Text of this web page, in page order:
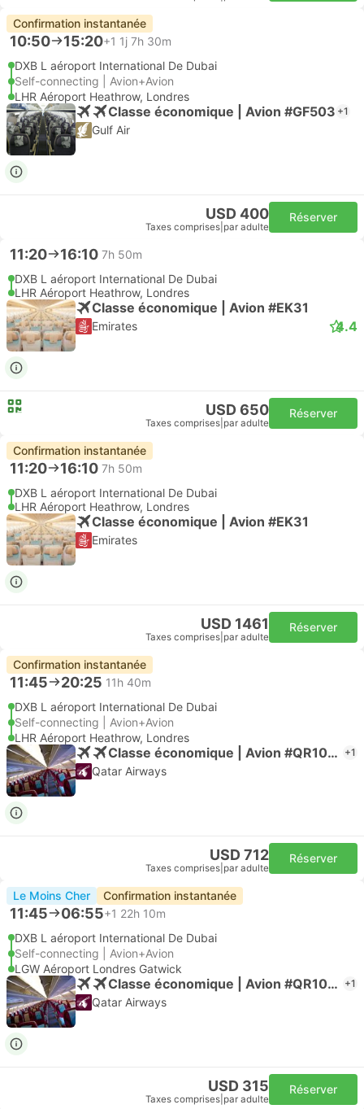
Confirmation instantanée
10:50 15:20+1 1j 7h 30m
DXB L aéroport International De Dubai
Self-connecting | Avion+Avion
LHR Aéroport Heathrow, Londres
Classe économique | Avion #GF503 +1
Gulf Air
USD 400
Taxes comprises par adulte
Réserver
11:20 16:10 7h 50m
DXB L aéroport International De Dubai
LHR Aéroport Heathrow, Londres
Classe économique | Avion #EK31
Emirates 4.4
USD 650
Taxes comprises par adulte
Réserver
Confirmation instantanée
11:20 16:10 7h 50m
DXB L aéroport International De Dubai
LHR Aéroport Heathrow, Londres
Classe économique | Avion #EK31
Emirates
USD 1461
Taxes comprises par adulte
Réserver
Confirmation instantanée
11:45 20:25 11h 40m
DXB L aéroport International De Dubai
Self-connecting | Avion+Avion
LHR Aéroport Heathrow, Londres
Classe économique | Avion #QR1007 +1
Qatar Airways
USD 712
Taxes comprises par adulte
Réserver
Le Moins Cher Confirmation instantanée
11:45 06:55+1 22h 10m
DXB L aéroport International De Dubai
Self-connecting | Avion+Avion
LGW Aéroport Londres Gatwick
Classe économique | Avion #QR1007 +1
Qatar Airways
USD 315
Taxes comprises par adulte
Réserver